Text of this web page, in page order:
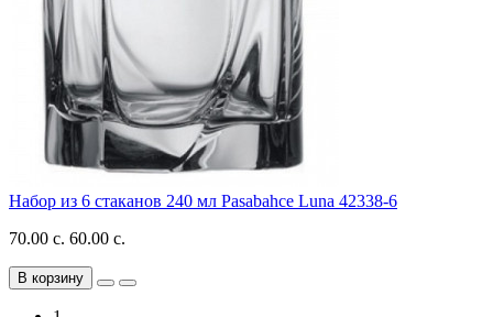
Набор из 6 стаканов 240 мл Pasabahce Luna 42338-6
70.00 с. 60.00 с.
В корзину